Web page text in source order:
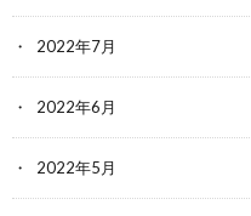
2022年7月
2022年6月
2022年5月